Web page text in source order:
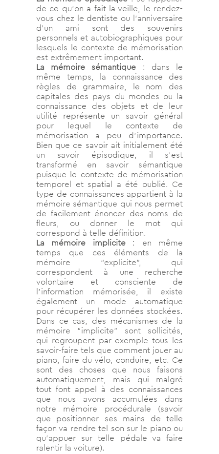
de ce qu’on a fait la veille, le rendez-
vous chez le dentiste ou l’anniversaire
d’un ami sont des souvenirs
personnels et autobiographiques pour
lesquels le contexte de mémorisation
est extrêmement important.
La mémoire sémantique : dans le
même temps, la connaissance des
règles de grammaire, le nom des
capitales des pays du mondes ou la
connaissance des objets et de leur
utilité représente un savoir général
pour lequel le contexte de
mémorisation a peu d’importance.
Bien que ce savoir ait initialement été
un savoir épisodique, il s’est
transformé en savoir sémantique
puisque le contexte de mémorisation
temporel et spatial a été oublié. Ce
type de connaissances appartient à la
mémoire sémantique qui nous permet
de facilement énoncer des noms de
fleurs, ou donner le mot qui
correspond à telle définition.
La mémoire implicite : en même
temps que ces éléments de la
mémoire “explicite”, qui
correspondent à une recherche
volontaire et consciente de
l’information mémorisée, il existe
également un mode automatique
pour récupérer les données stockées.
Dans ce cas, des mécanismes de la
mémoire “implicite” sont sollicités,
qui regroupent par exemple tous les
savoir-faire tels que comment jouer au
piano, faire du vélo, conduire, etc. Ce
sont des choses que nous faisons
automatiquement, mais qui malgré
tout font appel à des connaissances
que nous avons accumulées dans
notre mémoire procédurale (savoir
que positionner ses mains de telle
façon va rendre tel son sur le piano ou
qu’appuer sur telle pédale va faire
ralentir la voiture).